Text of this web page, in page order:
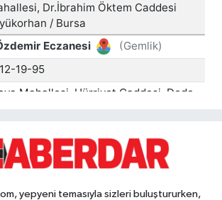
yepyeni temasıyla sizleri buluştururken,